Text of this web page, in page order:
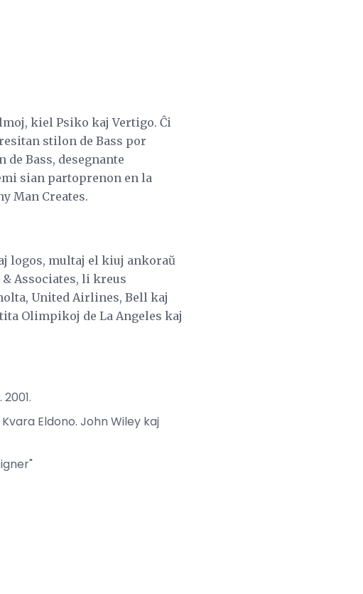
kiel Psiko kaj Vertigo. Ĉi
stilon de Bass por
Bass, desegnante
sian partoprenon en la
Man Creates.
logos, multaj el kiuj ankoraŭ
Associates, li kreus
United Airlines, Bell kaj
Olimpikoj de La Angeles kaj
Eldono. John Wiley kaj